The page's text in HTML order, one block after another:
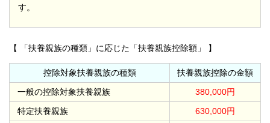
す。
【 「扶養親族の種類」に応じた「扶養親族控除額」 】
控除対象扶養親族の種類
扶養親族控除の金額
一般の控除対象扶養親族
380,000円
特定扶養親族
630,000円